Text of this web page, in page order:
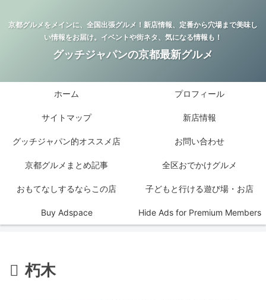
京都グルメをメインに、全国出張グルメ！新店情報、定番から穴場まで美味し
い情報をお届け。イベントや街ネタ、気になる情報も！
グッチジャパンの京都最新グルメ
ホーム プロフィール
サイトマップ 新店情報
グッチジャパン的オススメ店 お問い合わせ
京都グルメまとめ記事 全区おでかけグルメ
おもてなしするならこの店 子どもと行ける遊び場・お店
Buy Adspace Hide Ads for Premium Members
朽木